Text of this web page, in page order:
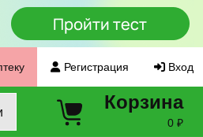
Регистрация Вход
Корзина
0 ₽